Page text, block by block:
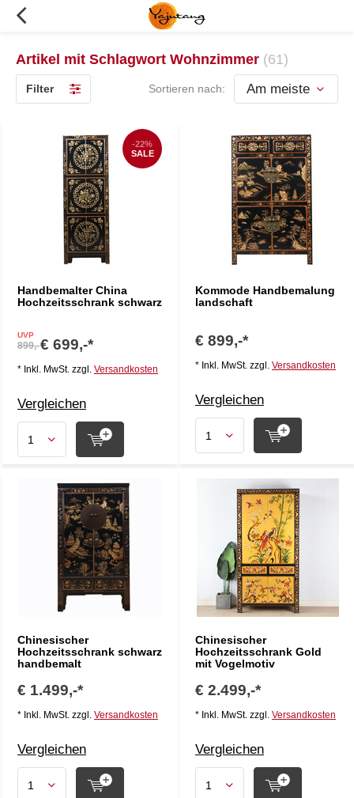
Artikel mit Schlagwort Wohnzimmer (61)
Filter Sortieren nach:
Handbemalter China
Hochzeitsschrank schwarz
-22%
SALE
UVP
899,-€ 699,-*
* Inkl. MwSt. zzgl. Versandkosten
Vergleichen
Kommode Handbemalung
landschaft
€ 899,-*
* Inkl. MwSt. zzgl. Versandkosten
Vergleichen
Chinesischer
Hochzeitsschrank schwarz
handbemalt
€ 1.499,-*
* Inkl. MwSt. zzgl. Versandkosten
Vergleichen
Chinesischer
Hochzeitsschrank Gold
mit Vogelmotiv
€ 2.499,-*
* Inkl. MwSt. zzgl. Versandkosten
Vergleichen